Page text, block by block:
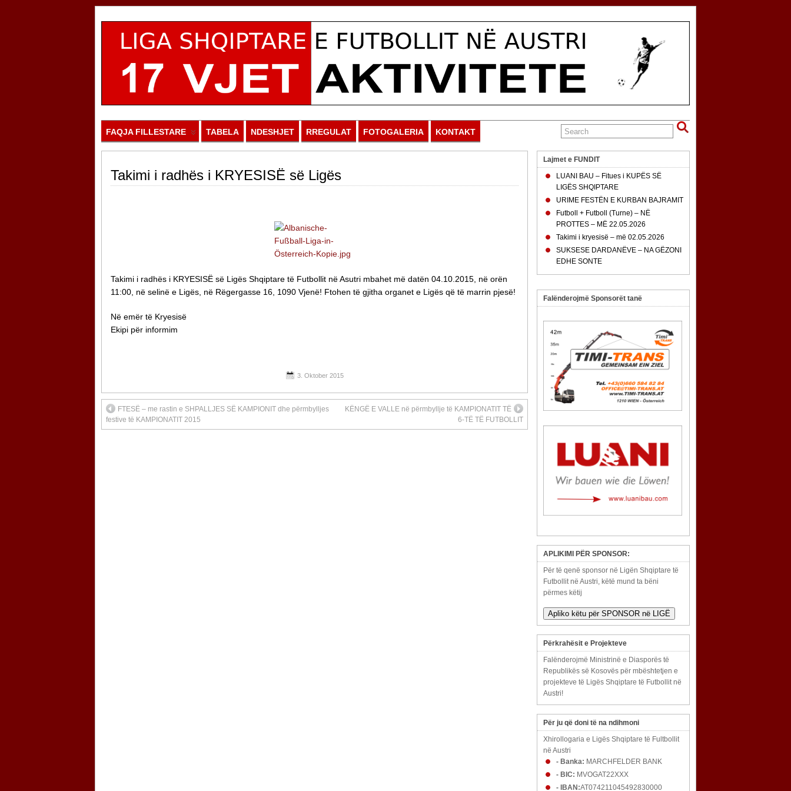
FAQJA FILLESTARE TABELA NDESHJET RREGULAT FOTOGALERIA KONTAKT
Takimi i radhës i KRYESISË së Ligës
Takimi i radhës i KRYESISË së Ligës Shqiptare të Futbollit në Asutri mbahet më datën 04.10.2015, në orën
11:00, në selinë e Ligës, në Rëgergasse 16, 1090 Vjenë! Ftohen të gjitha organet e Ligës që të marrin pjesë!
Në emër të Kryesisë
Ekipi për informim
3. Oktober 2015
FTESË – me rastin e SHPALLJES SË KAMPIONIT dhe përmbylljes
festive të KAMPIONATIT 2015
KËNGË E VALLE në përmbyllje të KAMPIONATIT TË
6-TË TË FUTBOLLIT
Lajmet e FUNDIT
LUANI BAU – Fitues i KUPËS SË
LIGËS SHQIPTARE
URIME FESTËN E KURBAN BAJRAMIT
Futboll + Futboll (Turne) – NË
PROTTES – MË 22.05.2026
Takimi i kryesisë – më 02.05.2026
SUKSESE DARDANËVE – NA GËZONI
EDHE SONTE
Falënderojmë Sponsorët tanë
APLIKIMI PËR SPONSOR:
Për të qenë sponsor në Ligën Shqiptare të
Futbollit në Austri, këtë mund ta bëni
përmes këtij
Apliko këtu për SPONSOR në LIGË
Përkrahësit e Projekteve
Falënderojmë Ministrinë e Diasporës të
Republikës së Kosovës për mbështetjen e
projekteve të Ligës Shqiptare të Futbollit në
Austri!
Për ju që doni të na ndihmoni
Xhirollogaria e Ligës Shqiptare të Fultbollit
në Austri
- Banka: MARCHFELDER BANK
- BIC: MVOGAT22XXX
- IBAN:AT074211045492830000